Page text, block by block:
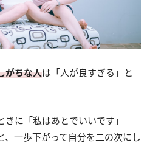
がちな人は「人が良すぎる」と
に「私はあとでいいです」
、一歩下がって自分を二の次にし